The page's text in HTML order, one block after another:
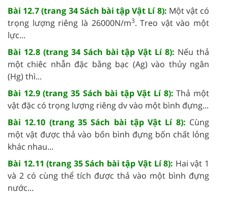
Bài 12.7 (trang 34 Sách bài tập Vật Lí 8): Một vật có
trọng lượng riêng là 26000N/m3. Treo vật vào một
lực...
Bài 12.8 (trang 34 Sách bài tập Vật Lí 8): Nếu thả
một chiêc nhẫn đặc bằng bạc (Ag) vào thủy ngân
(Hg) thì...
Bài 12.9 (trang 35 Sách bài tập Vật Lí 8): Thả một
vật đặc có trọng lượng riêng dv vào một bình đựng...
Bài 12.10 (trang 35 Sách bài tập Vật Lí 8): Cùng
một vật được thả vào bốn bình đựng bốn chất lỏng
khác nhau...
Bài 12.11 (trang 35 Sách bài tập Vật Lí 8): Hai vật 1
và 2 có cùng thể tích được thả vào một bình đựng
nước...